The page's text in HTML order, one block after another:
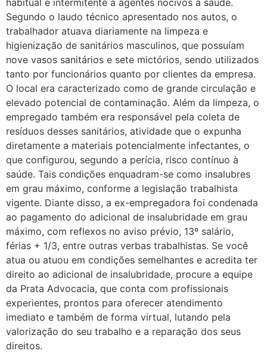
Segundo o laudo técnico apresentado nos autos, o
trabalhador atuava diariamente na limpeza e
higienização de sanitários masculinos, que possuíam
nove vasos sanitários e sete mictórios, sendo utilizados
tanto por funcionários quanto por clientes da empresa.
O local era caracterizado como de grande circulação e
elevado potencial de contaminação. Além da limpeza, o
empregado também era responsável pela coleta de
resíduos desses sanitários, atividade que o expunha
diretamente a materiais potencialmente infectantes, o
que configurou, segundo a perícia, risco contínuo à
saúde. Tais condições enquadram-se como insalubres
em grau máximo, conforme a legislação trabalhista
vigente. Diante disso, a ex-empregadora foi condenada
ao pagamento do adicional de insalubridade em grau
máximo, com reflexos no aviso prévio, 13º salário,
férias + 1/3, entre outras verbas trabalhistas. Se você
atua ou atuou em condições semelhantes e acredita ter
direito ao adicional de insalubridade, procure a equipe
da Prata Advocacia, que conta com profissionais
experientes, prontos para oferecer atendimento
imediato e também de forma virtual, lutando pela
valorização do seu trabalho e a reparação dos seus
direitos.